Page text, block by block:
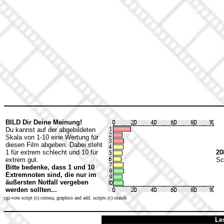
BILD Dir Deine Meinung!
Du kannst auf der abgebildeten
Skala von 1-10 eine Wertung für
diesen Film abgeben. Dabei steht
1 für extrem schlecht und 10 für
extrem gut.
Bitte bedenke, dass 1 und 10
Extremnoten sind, die nur im
äußersten Notfall vergeben
werden sollten...
cgi-vote script (c) corona, graphics and add. scripts (c) olasch